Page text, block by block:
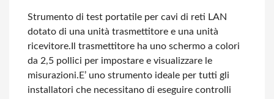
Strumento di test portatile per cavi di reti LAN
dotato di una unità trasmettitore e una unità
ricevitore. Il trasmettitore ha uno schermo a colori
da 2,5 pollici per impostare e visualizzare le
misurazioni. E’ uno strumento ideale per tutti gli
installatori che necessitano di eseguire controlli